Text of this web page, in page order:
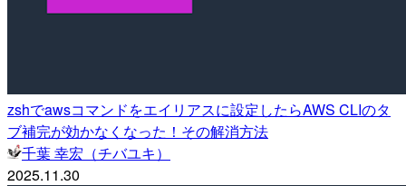
zshでawsコマンドをエイリアスに設定したらAWS CLIのタ
ブ補完が効かなくなった！その解消方法
千葉 幸宏（チバユキ）
2025.11.30